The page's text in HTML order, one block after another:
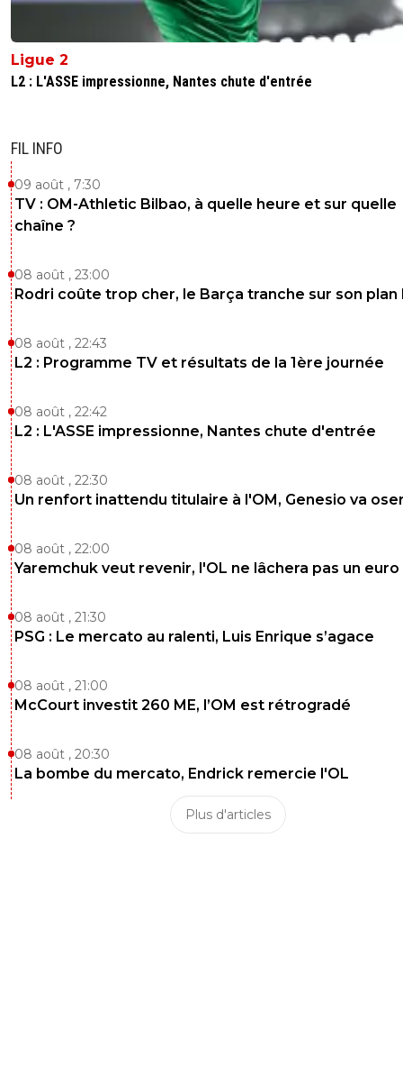
Ligue 2
L2 : L'ASSE impressionne, Nantes chute d'entrée
FIL INFO
09 août , 7:30
TV : OM-Athletic Bilbao, à quelle heure et sur quelle
chaîne ?
08 août , 23:00
Rodri coûte trop cher, le Barça tranche sur son plan
08 août , 22:43
L2 : Programme TV et résultats de la 1ère journée
08 août , 22:42
L2 : L'ASSE impressionne, Nantes chute d'entrée
08 août , 22:30
Un renfort inattendu titulaire à l'OM, Genesio va
08 août , 22:00
Yaremchuk veut revenir, l'OL ne lâchera pas un euro
08 août , 21:30
PSG : Le mercato au ralenti, Luis Enrique s’agace
08 août , 21:00
McCourt investit 260 ME, l’OM est rétrogradé
08 août , 20:30
La bombe du mercato, Endrick remercie l'OL
Plus d'articles